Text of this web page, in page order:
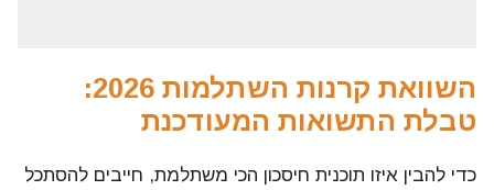
השוואת קרנות השתלמות 2026:
טבלת התשואות המעודכנת
כדי להבין איזו תוכנית חיסכון הכי משתלמת, חייבים להסתכל